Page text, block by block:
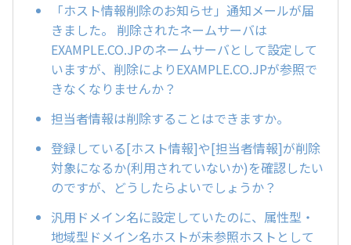
「ホスト情報削除のお知らせ」通知メールが届
きました。 削除されたネームサーバは
EXAMPLE.CO.JPのネームサーバとして設定して
いますが、削除によりEXAMPLE.CO.JPが参照で
きなくなりませんか？
担当者情報は削除することはできますか。
登録している[ホスト情報]や[担当者情報]が削除
対象になるか(利用されていないか)を確認したい
のですが、どうしたらよいでしょうか？
汎用ドメイン名に設定していたのに、属性型・
地域型ドメイン名ホストが未参照ホストとして